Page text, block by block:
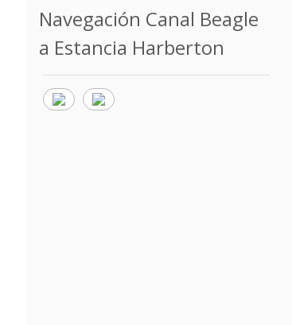
Navegación Canal Beagle
a Estancia Harberton